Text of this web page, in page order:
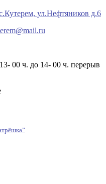
ул.Нефтяников д.6
00 ч. до 14- 00 ч. перерыв